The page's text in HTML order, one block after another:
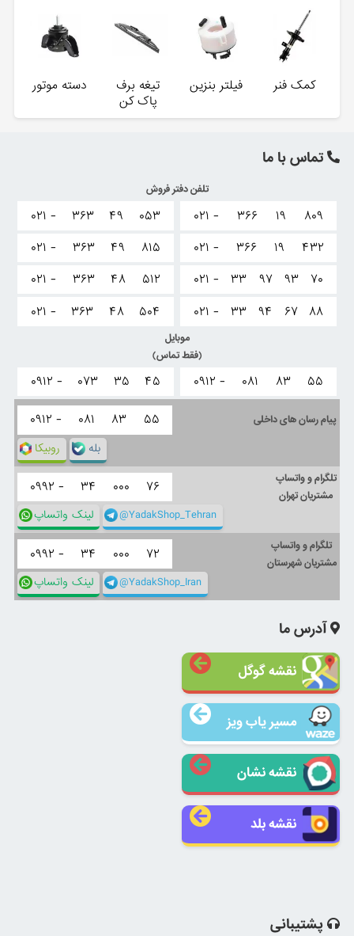
کمک فنر فیلتر بنزین
تیغه برف
پاک کن
دسته موتور
تماس با ما
تلفن دفتر فروش
۰۲۱ - ۳۶۶ ۱۹
۸۰۹
۰۲۱ -
۳۶۶ ۱۹
۴۳۲
۰۲۱ -
۳۳ ۹۷ ۹۳
۷۰
۰۲۱ -
۳۳ ۹۴ ۶۷ ۸۸
۰۲۱ - ۳۶۳ ۴۹
۰۵۳
۰۲۱ -
۳۶۳ ۴۹
۸۱۵
۰۲۱ -
۳۶۳ ۴۸
۵۱۲
۰۲۱ -
۳۶۳ ۴۸ ۵۰۴
موبایل
(فقط تماس)
۰۹۱۲ - ۰۸۱ ۸۳ ۵۵ ۰۹۱۲ - ۰۷۳ ۳۵ ۴۵
پیام رسان های داخلی ۰۹۱۲ - ۰۸۱ ۸۳ ۵۵
روبیکا بله
تلگرام و واتساپ
مشتریان تهران
۰۹۹۲ - ۳۴ ۰۰۰ ۷۶
لینک واتساپ @YadakShop_Tehran
تلگرام و واتساپ
مشتریان شهرستان
۰۹۹۲ - ۳۴ ۰۰۰ ۷۲
لینک واتساپ @YadakShop_Iran
آدرس ما
نقشه گوگل
مسیر یاب ویز
نقشه نشان
نقشه بلد
پشتیبانی